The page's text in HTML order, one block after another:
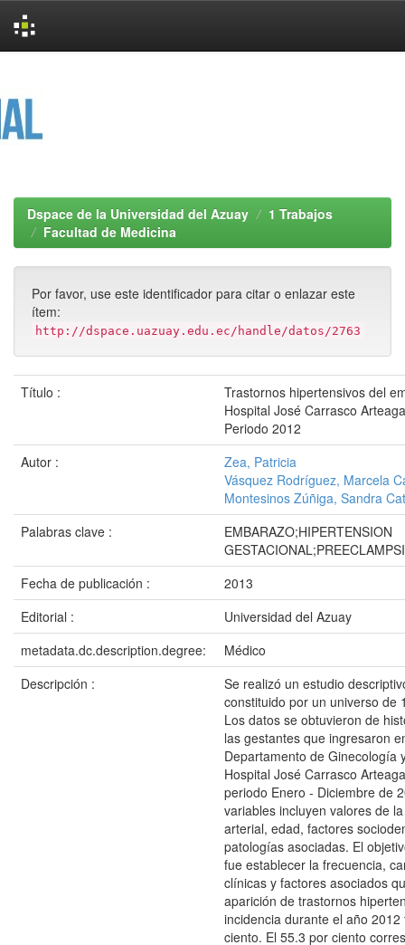
Dspace de la Universidad del Azuay
1 Trabajos
Facultad de Medicina
Por favor, use este identificador para citar o enlazar este
ítem:
http://dspace.uazuay.edu.ec/handle/datos/2763
Título :
Trastornos hipertensivos del
Hospital José Carrasco
Periodo 2012
Autor :
Zea, Patricia
Vásquez Rodríguez, Marcela
Montesinos Zúñiga, Sandra
Palabras clave :
EMBARAZO;HIPERTENSION
Fecha de publicación :
2013
Editorial :
Universidad del Azuay
metadata.dc.description.degree:
Médico
Descripción :
Se realizó un estudio
constituido por un universo de
Los datos se obtuvieron de
las gestantes que ingresaron
Departamento de Ginecología
Hospital José Carrasco
periodo Enero - Diciembre de
variables incluyen valores de
arterial, edad, factores
patologías asociadas. El
fue establecer la frecuencia,
clínicas y factores asociados
aparición de trastornos
incidencia durante el año
ciento. El 55.3 por ciento